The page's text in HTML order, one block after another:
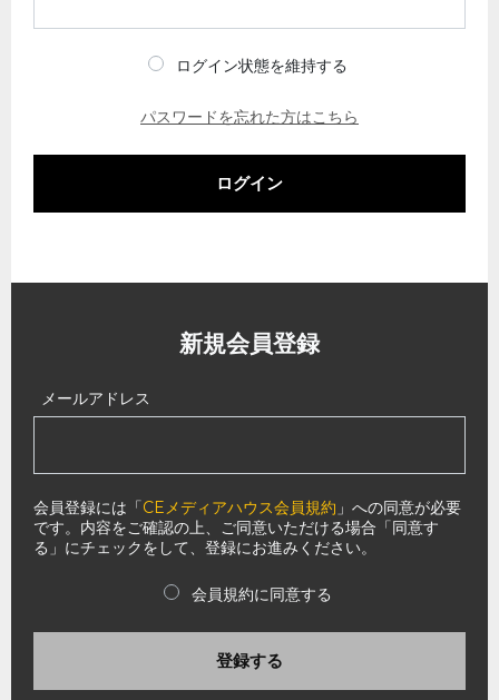
ログイン状態を維持する
パスワードを忘れた方はこちら
ログイン
新規会員登録
メールアドレス
会員登録には「CEメディアハウス会員規約 」への同意が必要
です。内容をご確認の上、ご同意いただける場合「同意す
る」にチェックをして、登録にお進みください。
会員規約に同意する
登録する